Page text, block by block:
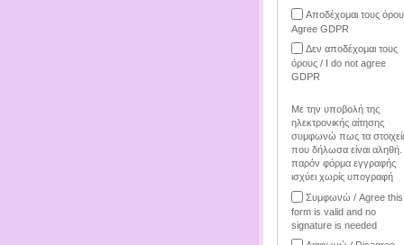
Αποδέχομαι τους
Agree GDPR
Δεν αποδέχομαι τους
όρους / I do not agree
GDPR
Με την υποβολή της
ηλεκτρονικής αίτησης
συμφωνώ πως τα
που δήλωσα είναι
παρόν φόρμα εγγραφής
ισχύει χωρίς υπογραφή
Συμφωνώ / Agree this
form is valid and no
signature is needed